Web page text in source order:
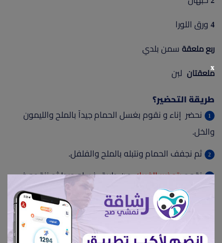
4 ورق اللورا
ربع ملعقة سمن بلدي
ملعقتان لبن
طريقة التحضير؟
نحضر إناء و نقوم بغسل الحمام جيدآ بالملح والليمون
والخل.
ثم نجفف الحمام ونتبله بالملح والفلفل.
نقومبتحضير الفريك،عن طريق غسله جيدا ثم ننقعه في
الماء لمدة نصف ساعة ثم نصفيه.
نضع إناء اخر علي النار ونضع فيه بصلة مبشورة كبيرة
والملح والفلفل والقرفة ثم نضيف الفريك ونغطي الإناء،
x